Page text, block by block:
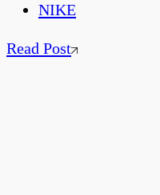
NIKE
Read Post